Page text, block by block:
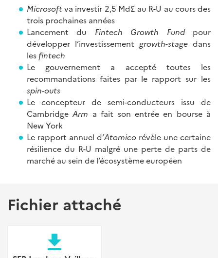
Microsoftva investir 2,5 Md£ au R-U au cours des
trois prochaines années
Lancement du Fintech Growth Fundpour
développer l’investissement growth-stage dans
les fintech
Le gouvernement a accepté toutes les
recommandations faites par le rapport sur les
spin-outs
Le concepteur de semi-conducteurs issu de
CambridgeArm a fait son entrée en bourse à
New York
Le rapport annuel d’Atomico révèle une certaine
résilience du R-U malgré une perte de parts de
marché au sein de l’écosystème européen
Fichier attaché
file_download